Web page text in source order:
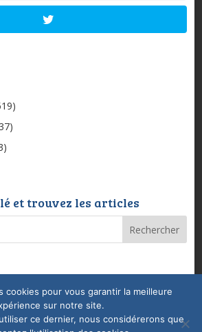
et trouvez les articles
& Politique de confidentialité
de Vente
Coaching
cookies pour vous garantir la meilleure
sur notre site.
ce dernier, nous considérerons que